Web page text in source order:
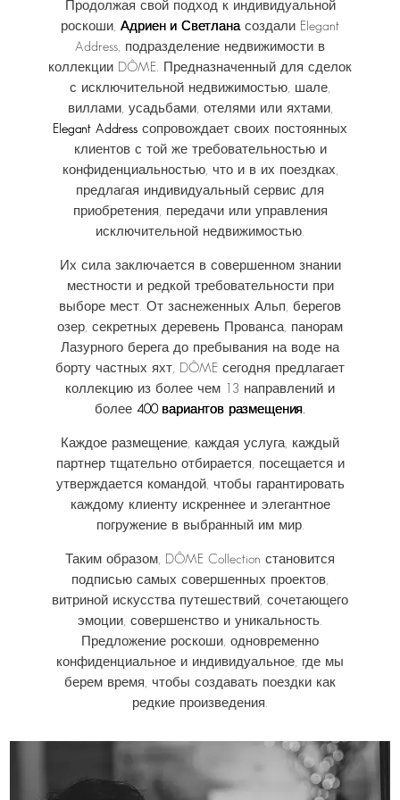
Продолжая свой подход к индивидуальной
роскоши,Адриен и Светланасоздали Elegant
Address, подразделение недвижимости в
коллекции DÔME. Предназначенный для сделок
с исключительной недвижимостью, шале,
виллами, усадьбами, отелями или яхтами,
Elegant Addressсопровождает своих постоянных
клиентов с той же требовательностью и
конфиденциальностью, что и в их поездках,
предлагая индивидуальный сервис для
приобретения, передачи или управления
исключительной недвижимостью.
Их сила заключается в совершенном знании
местности и редкой требовательности при
выборе мест. От заснеженных Альп, берегов
озер, секретных деревень Прованса, панорам
Лазурного берега до пребывания на воде на
борту частных яхт, DÔME сегодня предлагает
коллекцию из более чем 13 направлений и
более 400 вариантов размещения.
Каждое размещение, каждая услуга, каждый
партнер тщательно отбирается, посещается и
утверждается командой, чтобы гарантировать
каждому клиенту искреннее и элегантное
погружение в выбранный им мир.
Таким образом, DÔME Collection становится
подписью самых совершенных проектов,
витриной искусства путешествий, сочетающего
эмоции, совершенство и уникальность.
Предложение роскоши, одновременно
конфиденциальное и индивидуальное, где мы
берем время, чтобы создавать поездки как
редкие произведения.